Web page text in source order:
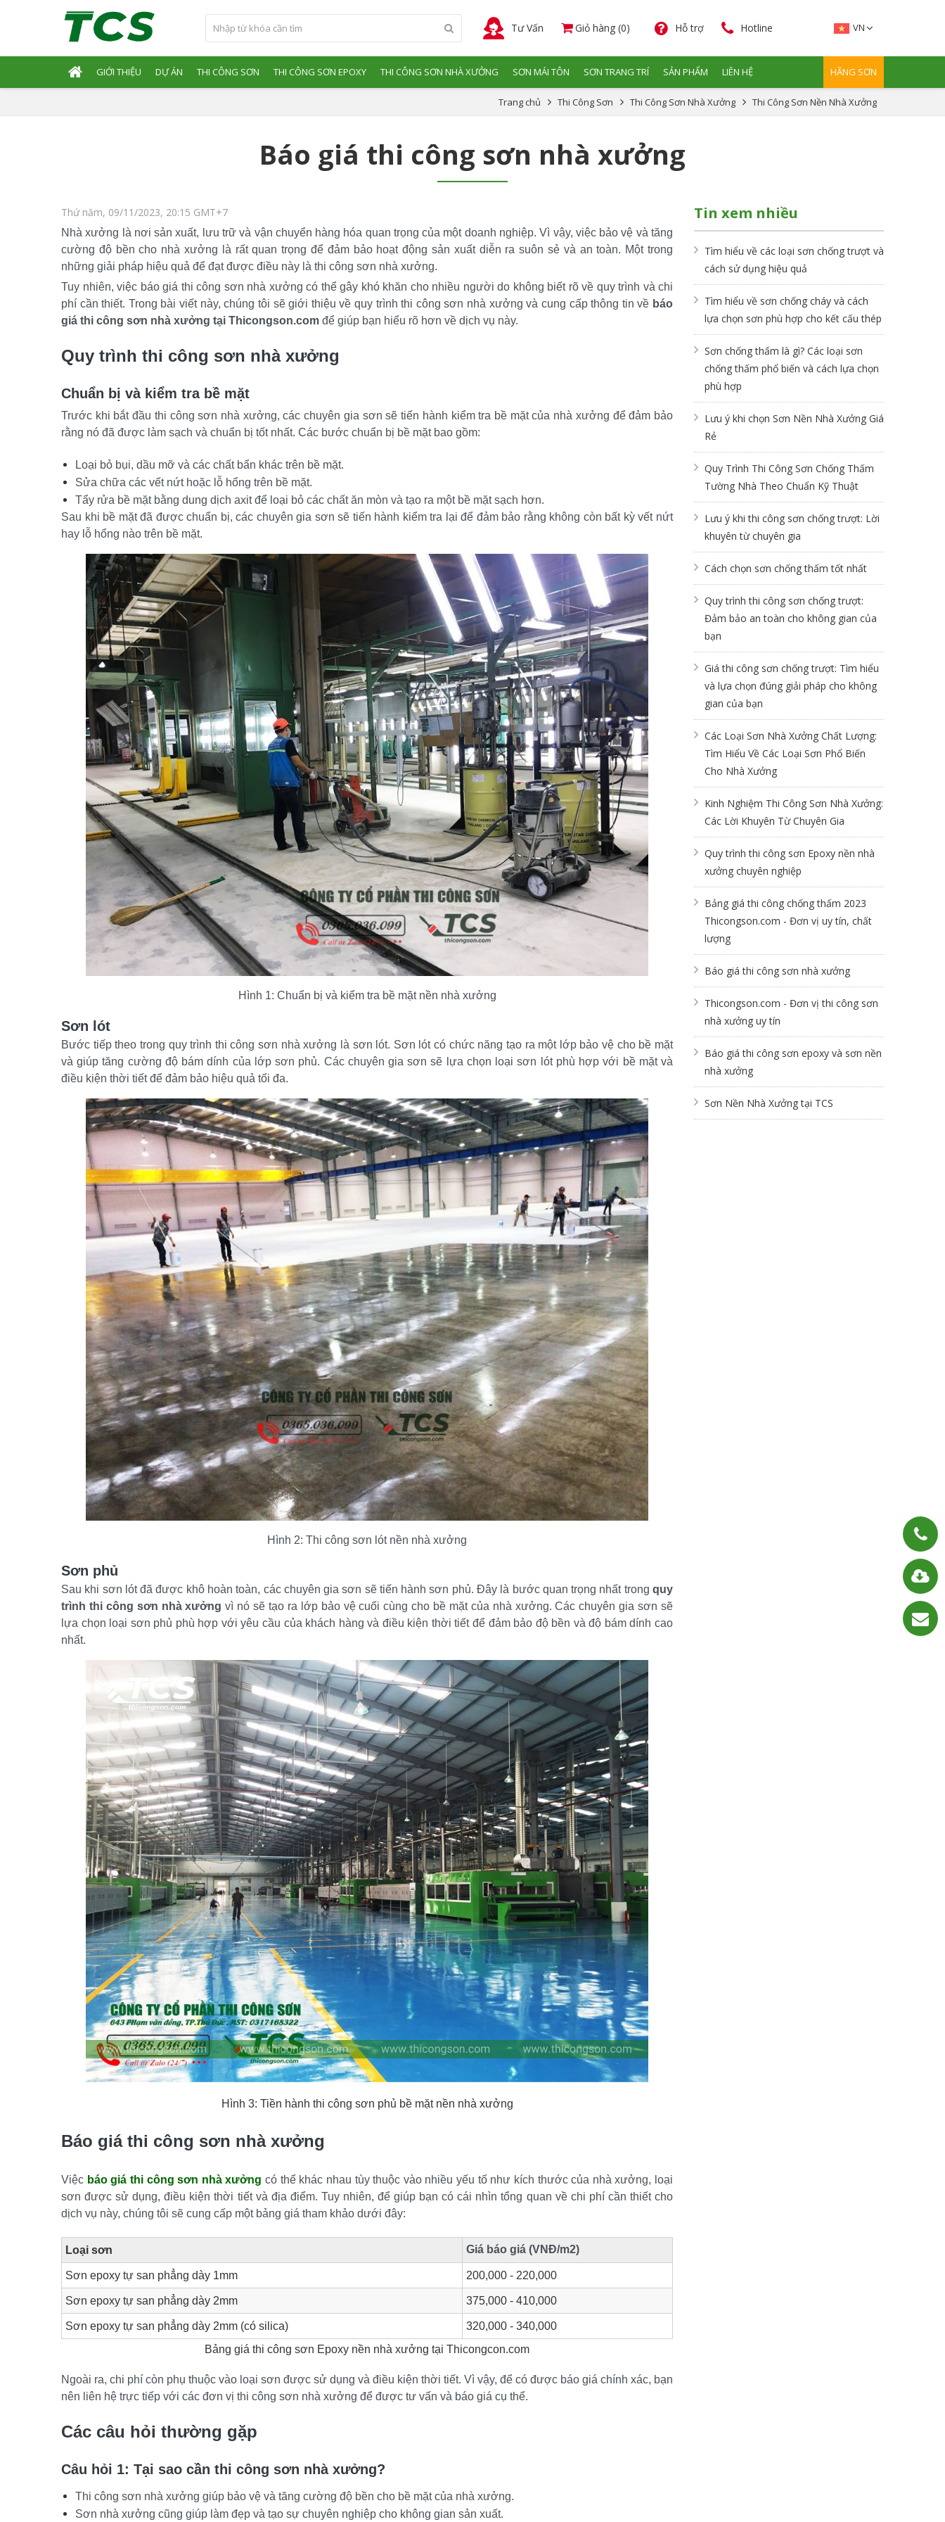
Tư Vấn Giỏ hàng (0) Hỗ trợ Hotline VN
GIỚI THIỆU DỰ ÁN THI CÔNG SƠN THI CÔNG SƠN EPOXY THI CÔNG SƠN NHÀ XƯỞNG SƠN MÁI TÔN SƠN TRANG TRÍ SẢN PHẨM LIÊN HỆ HÃNG SƠN
Trang chủ Thi Công Sơn Thi Công Sơn Nhà Xưởng Thi Công Sơn Nền Nhà Xưởng
Báo giá thi công sơn nhà xưởng
Thứ năm, 09/11/2023, 20:15 GMT+7
Nhà xưởng là nơi sản xuất, lưu trữ và vận chuyển hàng hóa quan trọng của một doanh nghiệp. Vì vậy, việc bảo vệ và tăng
cường độ bền cho nhà xưởng là rất quan trọng để đảm bảo hoạt động sản xuất diễn ra suôn sẻ và an toàn. Một trong
những giải pháp hiệu quả để đạt được điều này là thi công sơn nhà xưởng.
Tuy nhiên, việc báo giá thi công sơn nhà xưởng có thể gây khó khăn cho nhiều người do không biết rõ về quy trình và chi
phí cần thiết. Trong bài viết này, chúng tôi sẽ giới thiệu về quy trình thi công sơn nhà xưởng và cung cấp thông tin về báo
giá thi công sơn nhà xưởng tại Thicongson.com để giúp bạn hiểu rõ hơn về dịch vụ này.
Quy trình thi công sơn nhà xưởng
Chuẩn bị và kiểm tra bề mặt
Trước khi bắt đầu thi công sơn nhà xưởng, các chuyên gia sơn sẽ tiến hành kiểm tra bề mặt của nhà xưởng để đảm bảo
rằng nó đã được làm sạch và chuẩn bị tốt nhất. Các bước chuẩn bị bề mặt bao gồm:
Loại bỏ bụi, dầu mỡ và các chất bẩn khác trên bề mặt.
Sửa chữa các vết nứt hoặc lỗ hổng trên bề mặt.
Tẩy rửa bề mặt bằng dung dịch axit để loại bỏ các chất ăn mòn và tạo ra một bề mặt sạch hơn.
Sau khi bề mặt đã được chuẩn bị, các chuyên gia sơn sẽ tiến hành kiểm tra lại để đảm bảo rằng không còn bất kỳ vết nứt
hay lỗ hổng nào trên bề mặt.
Hình 1: Chuẩn bị và kiểm tra bề mặt nền nhà xưởng
Sơn lót
Bước tiếp theo trong quy trình thi công sơn nhà xưởng là sơn lót. Sơn lót có chức năng tạo ra một lớp bảo vệ cho bề mặt
và giúp tăng cường độ bám dính của lớp sơn phủ. Các chuyên gia sơn sẽ lựa chọn loại sơn lót phù hợp với bề mặt và
điều kiện thời tiết để đảm bảo hiệu quả tối đa.
Hình 2: Thi công sơn lót nền nhà xưởng
Sơn phủ
Sau khi sơn lót đã được khô hoàn toàn, các chuyên gia sơn sẽ tiến hành sơn phủ. Đây là bước quan trọng nhất trong quy
trình thi công sơn nhà xưởng vì nó sẽ tạo ra lớp bảo vệ cuối cùng cho bề mặt của nhà xưởng. Các chuyên gia sơn sẽ
lựa chọn loại sơn phủ phù hợp với yêu cầu của khách hàng và điều kiện thời tiết để đảm bảo độ bền và độ bám dính cao
nhất.
Hình 3: Tiền hành thi công sơn phủ bề mặt nền nhà xưởng
Báo giá thi công sơn nhà xưởng
Việc báo giá thi công sơn nhà xưởng có thể khác nhau tùy thuộc vào nhiều yếu tố như kích thước của nhà xưởng, loại
sơn được sử dụng, điều kiện thời tiết và địa điểm. Tuy nhiên, để giúp bạn có cái nhìn tổng quan về chi phí cần thiết cho
dịch vụ này, chúng tôi sẽ cung cấp một bảng giá tham khảo dưới đây:
Loại sơn Giá báo giá (VNĐ/m2)
Sơn epoxy tự san phẳng dày 1mm 200,000 - 220,000
Sơn epoxy tự san phẳng dày 2mm 375,000 - 410,000
Sơn epoxy tự san phẳng dày 2mm (có silica)
320,000 - 340,000
Bảng giá thi công sơn Epoxy nền nhà xưởng tại Thicongcon.com
Ngoài ra, chi phí còn phụ thuộc vào loại sơn được sử dụng và điều kiện thời tiết. Vì vậy, để có được báo giá chính xác, bạn
nên liên hệ trực tiếp với các đơn vị thi công sơn nhà xưởng để được tư vấn và báo giá cụ thể.
Các câu hỏi thường gặp
Câu hỏi 1: Tại sao cần thi công sơn nhà xưởng?
Thi công sơn nhà xưởng giúp bảo vệ và tăng cường độ bền cho bề mặt của nhà xưởng.
Sơn nhà xưởng cũng giúp làm đẹp và tạo sự chuyên nghiệp cho không gian sản xuất.
Tin xem nhiều
Tìm hiểu về các loại sơn chống trượt và
cách sử dụng hiệu quả
Tìm hiểu về sơn chống cháy và cách
lựa chọn sơn phù hợp cho kết cấu thép
Sơn chống thấm là gì? Các loại sơn
chống thấm phổ biến và cách lựa chọn
phù hợp
Lưu ý khi chọn Sơn Nền Nhà Xưởng Giá
Rẻ
Quy Trình Thi Công Sơn Chống Thấm
Tường Nhà Theo Chuẩn Kỹ Thuật
Lưu ý khi thi công sơn chống trượt: Lời
khuyên từ chuyên gia
Cách chọn sơn chống thấm tốt nhất
Quy trình thi công sơn chống trượt:
Đảm bảo an toàn cho không gian của
bạn
Giá thi công sơn chống trượt: Tìm hiểu
và lựa chọn đúng giải pháp cho không
gian của bạn
Các Loại Sơn Nhà Xưởng Chất Lượng:
Tìm Hiểu Về Các Loại Sơn Phổ Biến
Cho Nhà Xưởng
Kinh Nghiệm Thi Công Sơn Nhà Xưởng:
Các Lời Khuyên Từ Chuyên Gia
Quy trình thi công sơn Epoxy nền nhà
xưởng chuyên nghiệp
Bảng giá thi công chống thấm 2023
Thicongson.com - Đơn vị uy tín, chất
lượng
Báo giá thi công sơn nhà xưởng
Thicongson.com - Đơn vị thi công sơn
nhà xưởng uy tín
Báo giá thi công sơn epoxy và sơn nền
nhà xưởng
Sơn Nền Nhà Xưởng tại TCS